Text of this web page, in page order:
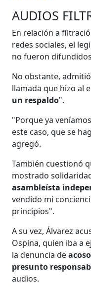
AUDIOS
En relación a
redes sociales, el
no fueron
No obstante,
llamada que hizo al
un respaldo".
"Porque ya
este caso, que se
agregó.
También cuestionó
mostrado
asambleísta
vendido mi
principios".
A su vez, Álvarez
Ospina, quien iba a
la denuncia deacoso
presunto
audios.